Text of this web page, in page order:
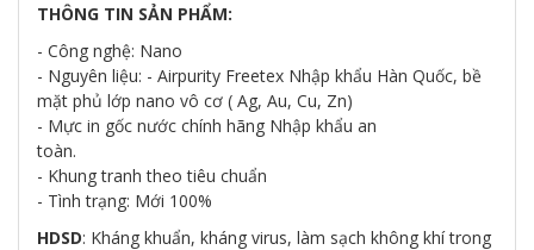
THÔNG TIN SẢN PHẨM:
- Công nghệ: Nano
- Nguyên liệu: - Airpurity Freetex Nhập khẩu Hàn Quốc, bề
mặt phủ lớp nano vô cơ ( Ag, Au, Cu, Zn)
- Mực in gốc nước chính hãng Nhập khẩu an
toàn.
- Khung tranh theo tiêu chuẩn
- Tình trạng: Mới 100%
HDSD: Kháng khuẩn, kháng virus, làm sạch không khí trong